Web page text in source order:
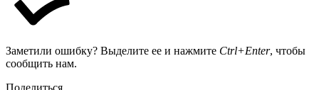
Заметили ошибку? Выделите ее и нажмите Ctrl+Enter, чтобы
сообщить нам.
Поделиться